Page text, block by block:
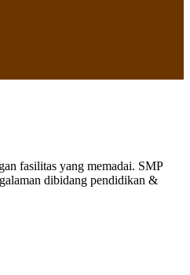
fasilitas yang memadai. SMP
dibidang pendidikan &